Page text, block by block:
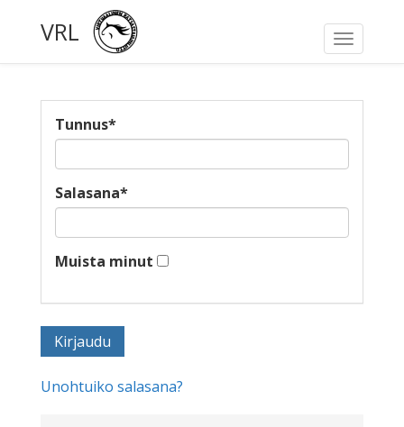
Toggle
VRL
Tunnus*
Salasana*
Muista minut
Unohtuiko salasana?